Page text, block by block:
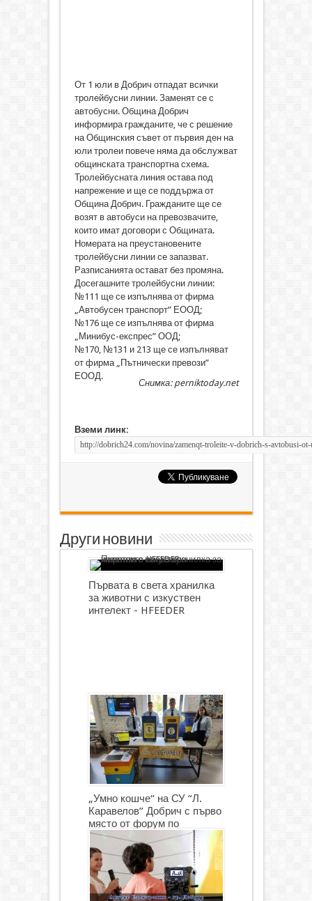
От 1 юли в Добрич отпадат всички
тролейбусни линии. Заменят се с
автобусни. Община Добрич
информира гражданите, че с решение
на Общинския съвет от първия ден на
юли тролеи повече няма да обслужват
общинската транспортна схема.
Тролейбусната линия остава под
напрежение и ще се поддържа от
Община Добрич. Гражданите ще се
возят в автобуси на превозвачите,
които имат договори с Общината.
Номерата на преустановените
тролейбусни линии се запазват.
Разписанията остават без промяна.
Досегашните тролейбусни линии:
№111 ще се изпълнява от фирма
„Автобусен транспорт” ЕООД;
№176 ще се изпълнява от фирма
„Минибус-експрес” ООД;
№170, №131 и 213 ще се изпълняват
от фирма „Пътнически превози”
ЕООД.
Снимка: perniktoday.net
Вземи линк:
Други новини
Първата в света хранилка
за животни с изкуствен
интелект - HFEEDER
„Умно кошче“ на СУ “Л.
Каравелов” Добрич с първо
място от форум по
роботика